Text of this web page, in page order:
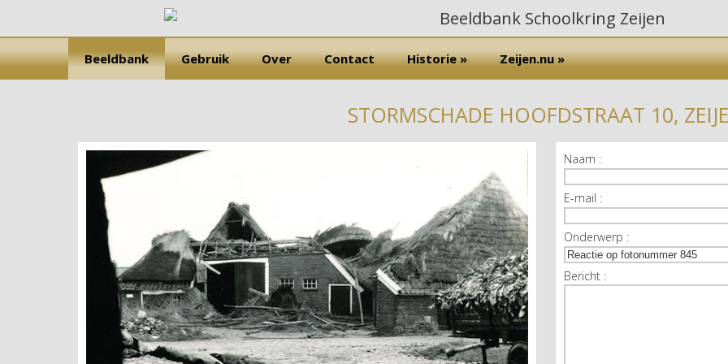
Beeldbank Gebruik Over Contact Historie » Zeijen.nu »
STORMSCHADE HOOFDSTRAAT 10,
Naam :
E-mail :
Onderwerp :
Bericht :